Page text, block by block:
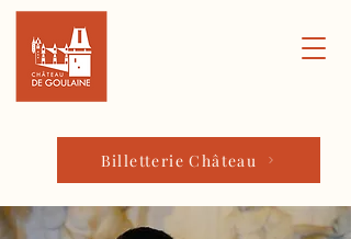
Billetterie Château